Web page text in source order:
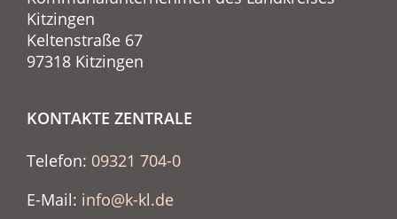
Kitzingen
Keltenstraße 67
97318 Kitzingen
KONTAKTE ZENTRALE
Telefon: 09321 704-0
E-Mail: info@k-kl.de